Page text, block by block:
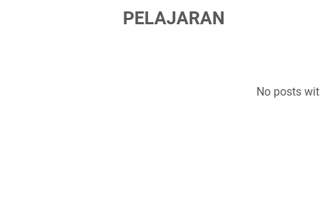
PELAJARAN
No posts